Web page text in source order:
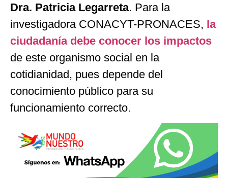
Dra. Patricia Legarreta. Para la
investigadora CONACYT-PRONACES, la
ciudadanía debe conocer los impactos
de este organismo social en la
cotidianidad, pues depende del
conocimiento público para su
funcionamiento correcto.